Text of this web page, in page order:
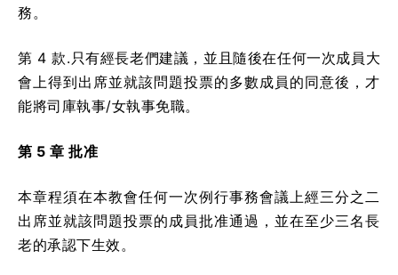
務。
第 4 款.只有經長老們建議，並且隨後在任何一次成員大
會上得到出席並就該問題投票的多數成員的同意後，才
能將司庫執事/女執事免職。
第 5 章 批准
本章程須在本教會任何一次例行事務會議上經三分之二
出席並就該問題投票的成員批准通過，並在至少三名長
老的承認下生效。